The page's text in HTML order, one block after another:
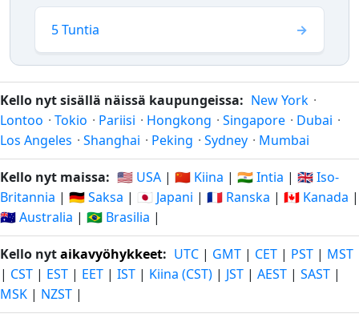
5 Tuntia
Kello nyt sisällä näissä kaupungeissa: New York ·
Lontoo · Tokio · Pariisi · Hongkong · Singapore · Dubai ·
Los Angeles · Shanghai · Peking · Sydney · Mumbai
Kello nyt maissa: 🇺🇸 USA | 🇨🇳 Kiina | 🇮🇳 Intia | 🇬🇧 Iso-
Britannia | 🇩🇪 Saksa | 🇯🇵 Japani | 🇫🇷 Ranska | 🇨🇦 Kanada |
🇦🇺 Australia | 🇧🇷 Brasilia |
Kello nytaikavyöhykkeet: UTC | GMT | CET | PST | MST
| CST | EST | EET | IST | Kiina (CST) | JST | AEST | SAST |
MSK | NZST |